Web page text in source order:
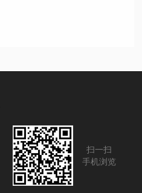
扫一扫
手机浏览